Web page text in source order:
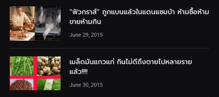
“ฟัวกราส์” ถูกแบนแล้วในแดนแซมบ้า ห้ามซื้อห้าม
ขายห้ามกิน
June 29, 2015
เมล็ดมันแกวแก่ กินไม่ดีถึงตายไปหลายราย
แล้ว!!!!
June 30, 2015